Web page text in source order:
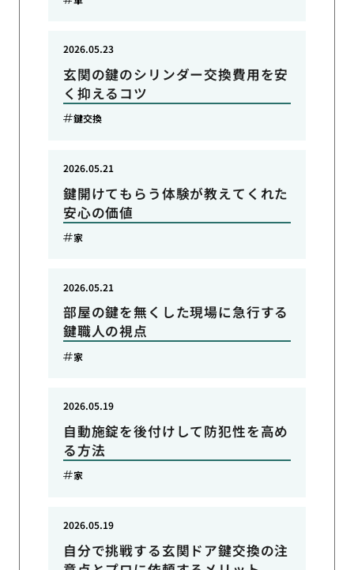
玄関の鍵のシリンダー交換費用を安
く抑えるコツ
2026.05.23
鍵交換
鍵開けてもらう体験が教えてくれた
安心の価値
2026.05.21
家
部屋の鍵を無くした現場に急行する
鍵職人の視点
2026.05.21
家
自動施錠を後付けして防犯性を高め
る方法
2026.05.19
家
自分で挑戦する玄関ドア鍵交換の注
2026.05.19